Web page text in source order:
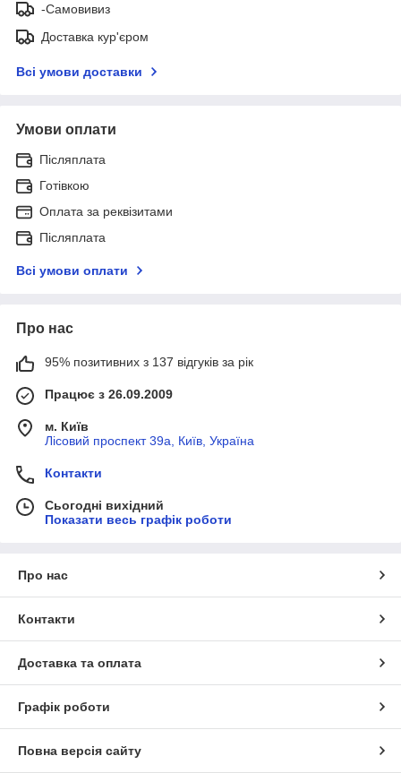
-Самовивиз
Доставка кур'єром
Всі умови доставки
Умови оплати
Післяплата
Готівкою
Оплата за реквізитами
Післяплата
Всі умови оплати
Про нас
95% позитивних з 137 відгуків за рік
Працює з 26.09.2009
м. Київ
Лісовий проспект 39а, Київ, Україна
Контакти
Сьогодні вихідний
Показати весь графік роботи
Про нас
Контакти
Доставка та оплата
Графік роботи
Повна версія сайту